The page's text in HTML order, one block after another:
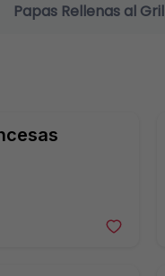
Papas Rellenas al